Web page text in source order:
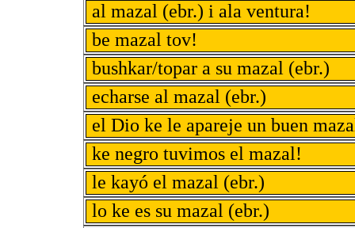
al mazal (ebr.) i ala ventura!
be mazal tov!
bushkar/topar a su mazal (ebr.)
echarse al mazal (ebr.)
el Dio ke le apareje un buen
ke negro tuvimos el mazal!
le kayó el mazal (ebr.)
lo ke es su mazal (ebr.)